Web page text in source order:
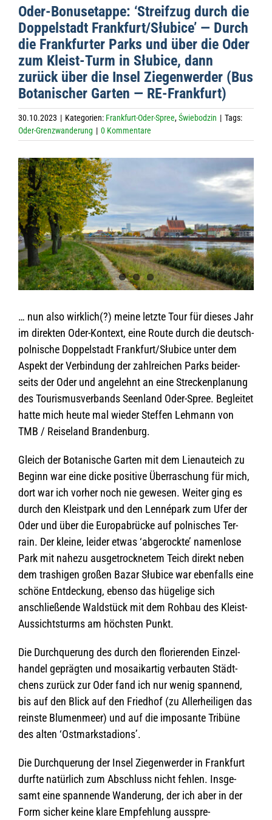
Oder-Bonus­etappe: ‘Streif­zug durch die
Dop­pel­stadt Frankfurt/Słubice’ — Durch
die Frank­fur­ter Parks und über die Oder
zum Kleist-Turm in Słu­bice, dann
zurück über die Insel Zie­gen­wer­der (Bus
Bota­ni­scher Gar­ten — RE-Frankfurt)
30.10.2023 | Kategorien: Frankfurt-Oder-Spree,Świebodzin | Tags:
Oder-Grenzwanderung | 0 Kommentare
Zeige
grösseres
Bild
… nun also wirk­lich(?) meine letzte Tour für die­ses Jahr
im direk­ten Oder-Kon­text, eine Route durch die deutsch-
pol­ni­sche Dop­pel­stadt Frankfurt/Słubice unter dem
Aspekt der Ver­bin­dung der zahl­rei­chen Parks bei­der­
seits der Oder und ange­lehnt an eine Stre­cken­pla­nung
des Tou­ris­mus­ver­bands Seen­land Oder-Spree. Beglei­tet
hatte mich heute mal wie­der Stef­fen Leh­mann von
TMB / Rei­se­land Brandenburg.
Gleich der Bota­ni­sche Gar­ten mit dem Lienau­teich zu
Beginn war eine dicke posi­tive Über­ra­schung für mich,
dort war ich vor­her noch nie gewe­sen. Wei­ter ging es
durch den Kleist­park und den Len­né­park zum Ufer der
Oder und über die Euro­pa­brü­cke auf pol­ni­sches Ter­
rain. Der kleine, lei­der etwas ‘abge­rockte’ namen­lose
Park mit nahezu aus­ge­trock­ne­tem Teich direkt neben
dem tra­shi­gen gro­ßen Bazar Słu­bice war eben­falls eine
schöne Ent­de­ckung, ebenso das hüge­lige sich
anschlie­ßende Wald­stück mit dem Roh­bau des Kleist-
Aus­sichts­turms am höchs­ten Punkt.
Die Durch­que­rung des durch den flo­rie­ren­den Ein­zel­
han­del gepräg­ten und mosa­ik­ar­tig ver­bau­ten Städt­
chens zurück zur Oder fand ich nur wenig span­nend,
bis auf den Blick auf den Fried­hof (zu Aller­hei­li­gen das
reinste Blu­men­meer) und auf die impo­sante Tri­büne
des alten ‘Ost­mark­sta­di­ons’.
Die Durch­que­rung der Insel Zie­gen­wer­der in Frank­furt
durfte natür­lich zum Abschluss nicht feh­len. Ins­ge­
samt eine span­nende Wan­de­rung, der ich aber in der
Form sicher keine klare Emp­feh­lung aus­spre­